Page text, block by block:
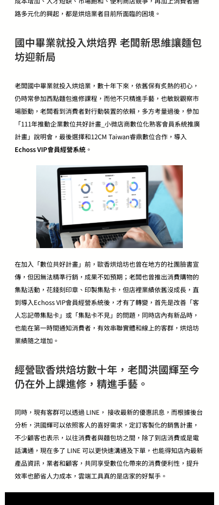
路多元化的興起，都是烘焙業者目前所面臨的困境。
國中畢業就投入烘焙界 老闆新思維讓麵包
坊迎新局
老闆國中畢業就投入烘焙業，數十年下來，依舊保有炙熱的初心，
仍時常參加西點麵包進修課程，而他不只精進手藝，也敏銳觀察市
場脈動，老闆看到消費者對行動裝置的依賴，多方考量過後，參加
「111年推動企業數位共好計畫_小微店商數位化熟客會員系統推廣
計畫」說明會，最後選擇和12CM Taiwan睿鼎數位合作，導入
Echoss VIP會員經營系統 。
在加入「數位共好計畫」前，歐香烘焙坊也曾在地方的社團臉書宣
傳，但因無法精準行銷，成果不如預期；老闆也曾推出消費購物的
集點活動，花錢刻印章、印製集點卡，但店裡業績依舊沒成長，直
到導入Echoss VIP會員經營系統後，才有了轉變，首先是改善「客
人忘記帶集點卡」或「集點卡不見」的問題，同時店內有新品時，
也能在第一時間通知消費者，有效串聯實體和線上的客群，烘焙坊
業績隨之增加。
經營歐香烘焙坊數十年，老闆洪國輝至今
仍在外上課進修，精進手藝。
同時，現有客群可以透過 LINE， 接收最新的優惠訊息，而根據後台
分析，洪國輝可以依照客人的喜好需求，定訂客製化的銷售計畫，
不少顧客也表示，以往消費者與麵包坊之間，除了到店消費或是電
話溝通，現在多了 LINE 可以更快速溝通及下單，也能得知店內最新
產品資訊，業者和顧客，共同享受數位化帶來的消費便利性，提升
效率也節省人力成本，雲端工具真的是店家的好幫手。